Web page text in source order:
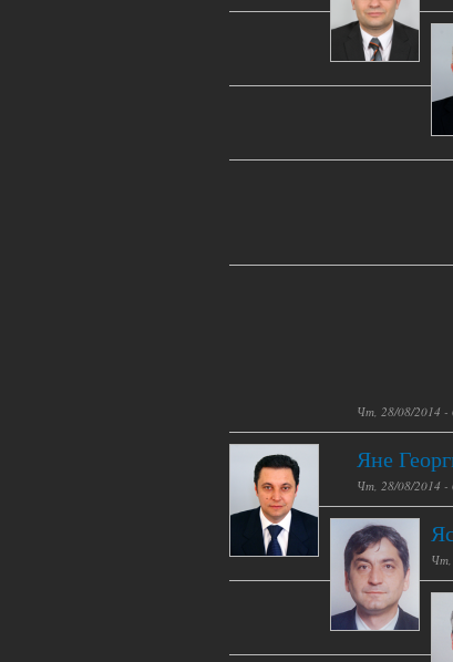
Чт, 28/08/2014 -
Яне
Чт, 28/08/2014 -
Чт,